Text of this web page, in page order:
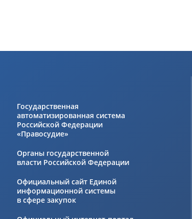
Государственная
автоматизированная система
Российской Федерации
«Правосудие»
Органы государственной
власти Российской Федерации
Официальный сайт Единой
информационной системы
в сфере закупок